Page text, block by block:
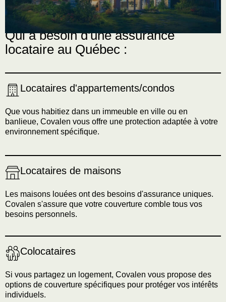
Qui a besoin d'une assurance
locataire au Québec :
Locataires d'appartements/condos
Que vous habitiez dans un immeuble en ville ou en
banlieue, Covalen vous offre une protection adaptée à votre
environnement spécifique.
Locataires de maisons
Les maisons louées ont des besoins d'assurance uniques.
Covalen s'assure que votre couverture comble tous vos
besoins personnels.
Colocataires
Si vous partagez un logement, Covalen vous propose des
options de couverture spécifiques pour protéger vos intérêts
individuels.